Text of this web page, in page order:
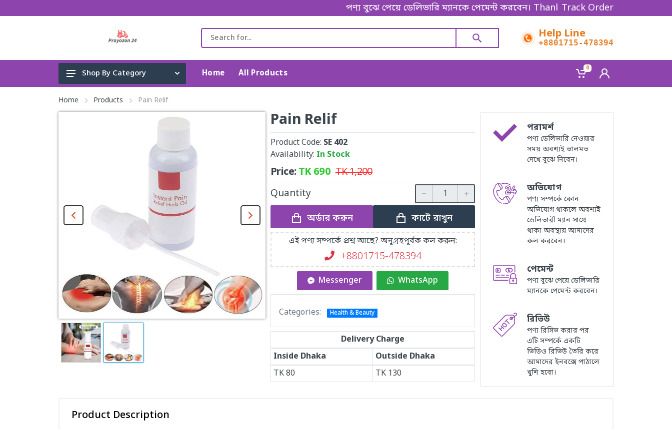
পণ্য বুঝে পেয়ে ডেলিভারি ম্যানকে পেমেন্ট করবেন। Thanks for shopping!
Track Order
Help Line
+8801715-478394
Gadget & Electronics
Cleaning Supplies
Health & Beauty
View All Categories
Shop By Category Home All Products
0
Home Products Pain Relif
Pain Relif
Product Code: SE 402
Availability: In Stock
Price:TK690 TK1,200
Quantity
অর্ডার করুন কার্টে রাখুন
এই পণ্য সম্পর্কে প্রশ্ন আছে? অনুগ্রহপূর্বক কল করুন:
+8801715-478394
Messenger WhatsApp
Categories: Health & Beauty
Delivery Charge
Inside Dhaka
Outside Dhaka
TK80 TK 130
পরামর্শ
পণ্য ডেলিভারি নেওয়ার
সময় অবশ্যই ভালমত
দেখে বুঝে নিবেন।
অভিযোগ
পণ্য সম্পর্কে কোন
অভিযোগ থাকলে অবশ্যই
ডেলিভারী ম্যান সাথে
থাকা অবস্থায় আমাদের
কল করবেন।
পেমেন্ট
পণ্য বুঝে পেয়ে ডেলিভারি
ম্যানকে পেমেন্ট করবেন।
রিভিউ
পণ্য রিসিভ করার পর
এটি সম্পর্কে একটি
ভিডিও রিভিউ তৈরি করে
আমাদের ইনবক্সে পাঠালে
খুশি হবো।
Product Description